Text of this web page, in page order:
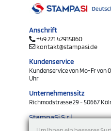
Anschrift
+49 221 42915860
kontakt@stampasi.de
Kundenservice
Kundenservice von Mo-Fr von
Uhr
Unternehmenssitz
Richmodstrasse 29 - 50667
StampaSi S.r.l.